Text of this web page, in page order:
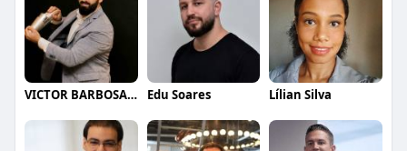
VICTOR BARBOSA QUARANTA Edu Soares Lílian Silva